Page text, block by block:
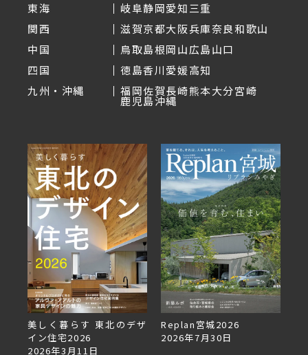
東海
岐阜静岡愛知三重
関西
滋賀京都大阪兵庫奈良和歌山
中国
鳥取島根岡山広島山口
四国
徳島香川愛媛高知
九州・沖縄
福岡佐賀長崎熊本大分宮崎
鹿児島沖縄
Replan宮城2026
2026年7月30日
Replan北海道VOL.153
2026年6月27日